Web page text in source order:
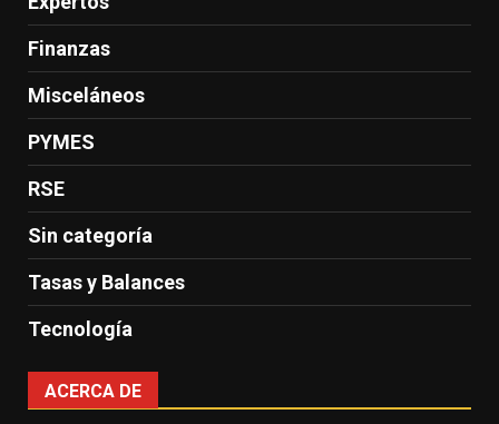
Finanzas
Misceláneos
PYMES
RSE
Sin categoría
Tasas y Balances
Tecnología
ACERCA DE